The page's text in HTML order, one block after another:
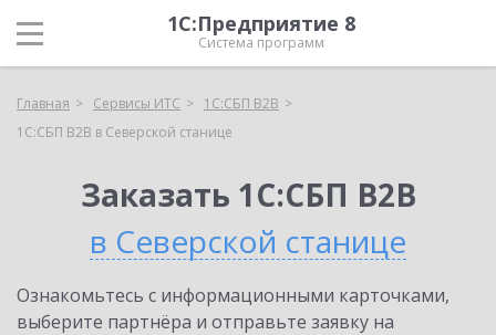
1С:Предприятие 8
Система программ
Главная Сервисы ИТС
1С:СБП B2B
1С:СБП B2B в Северской станице
Заказать 1С:СБП B2B
в Северской станице
Ознакомьтесь с информационными карточками,
выберите партнёра и отправьте заявку на